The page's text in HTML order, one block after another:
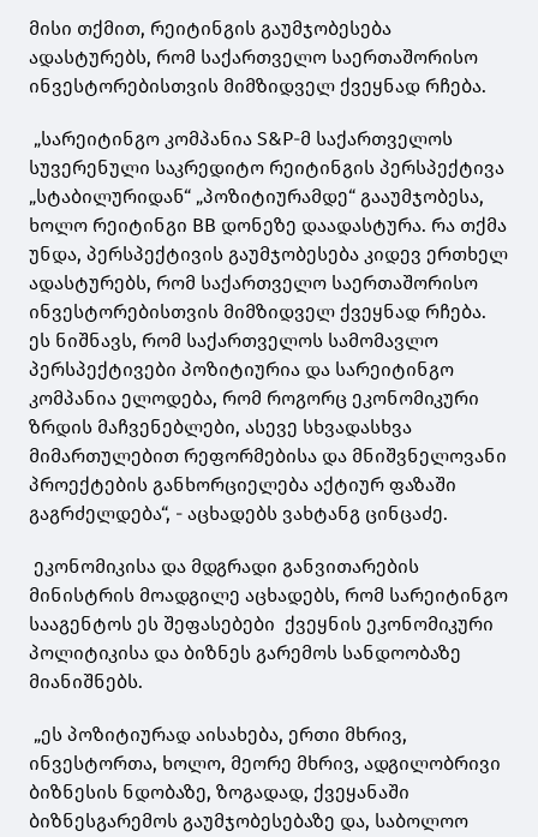
მისი თქმით, რეიტინგის გაუმჯობესება
ადასტურებს, რომ საქართველო საერთაშორისო
ინვესტორებისთვის მიმზიდველ ქვეყნად რჩება.
„სარეიტინგო კომპანია S&P-მ საქართველოს
სუვერენული საკრედიტო რეიტინგის პერსპექტივა
„სტაბილურიდან“ „პოზიტიურამდე“ გააუმჯობესა,
ხოლო რეიტინგი BB დონეზე დაადასტურა. რა თქმა
უნდა, პერსპექტივის გაუმჯობესება კიდევ ერთხელ
ადასტურებს, რომ საქართველო საერთაშორისო
ინვესტორებისთვის მიმზიდველ ქვეყნად რჩება.
ეს ნიშნავს, რომ საქართველოს სამომავლო
პერსპექტივები პოზიტიურია და სარეიტინგო
კომპანია ელოდება, რომ როგორც ეკონომიკური
ზრდის მაჩვენებლები, ასევე სხვადასხვა
მიმართულებით რეფორმებისა და მნიშვნელოვანი
პროექტების განხორციელება აქტიურ ფაზაში
გაგრძელდება“, - აცხადებს ვახტანგ ცინცაძე.
ეკონომიკისა და მდგრადი განვითარების
მინისტრის მოადგილე აცხადებს, რომ სარეიტინგო
სააგენტოს ეს შეფასებები ქვეყნის ეკონომიკური
პოლიტიკისა და ბიზნეს გარემოს სანდოობაზე
მიანიშნებს.
„ეს პოზიტიურად აისახება, ერთი მხრივ,
ინვესტორთა, ხოლო, მეორე მხრივ, ადგილობრივი
ბიზნესის ნდობაზე, ზოგადად, ქვეყანაში
ბიზნესგარემოს გაუმჯობესებაზე და, საბოლოო